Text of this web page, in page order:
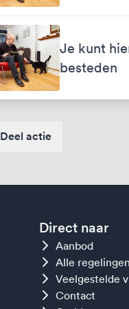
Je kunt
besteden
Deel actie
Direct naar
Aanbod
Alle regelingen
Veelgestelde
Contact